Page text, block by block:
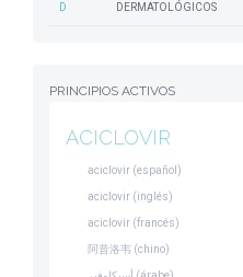
D DERMATOLÓGICOS
PRINCIPIOS ACTIVOS
ACICLOVIR
aciclovir (español)
aciclovir (inglés)
aciclovir (francés)
阿昔洛韦 (chino)